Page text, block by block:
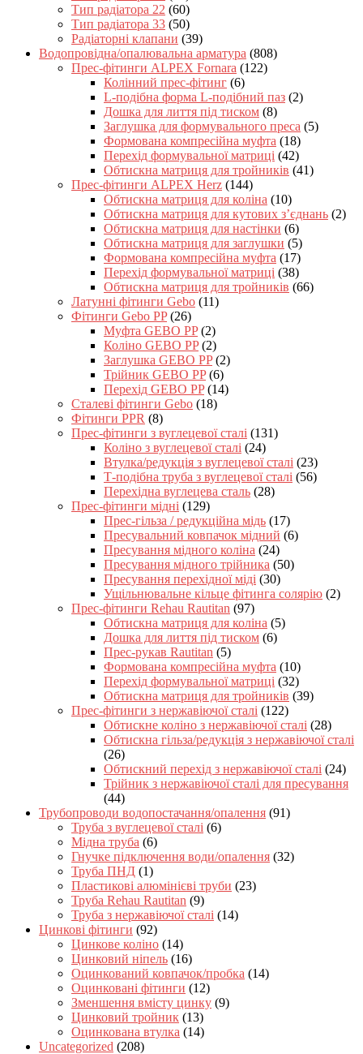
Тип радіатора 22 (60)
Тип радіатора 33 (50)
Радіаторні клапани (39)
Водопровідна/опалювальна арматура (808)
Прес-фітинги ALPEX Fornara (122)
Колінний прес-фітинг (6)
L-подібна форма L-подібний паз (2)
Дошка для лиття під тиском (8)
Заглушка для формувального преса (5)
Формована компресійна муфта (18)
Перехід формувальної матриці (42)
Обтискна матриця для тройників (41)
Прес-фітинги ALPEX Herz (144)
Обтискна матриця для коліна (10)
Обтискна матриця для кутових з’єднань (2)
Обтискна матриця для настінки (6)
Обтискна матриця для заглушки (5)
Формована компресійна муфта (17)
Перехід формувальної матриці (38)
Обтискна матриця для тройників (66)
Латунні фітинги Gebo (11)
Фітинги Gebo PP (26)
Муфта GEBO PP (2)
Коліно GEBO PP (2)
Заглушка GEBO PP (2)
Трійник GEBO PP (6)
Перехід GEBO PP (14)
Сталеві фітинги Gebo (18)
Фітинги PPR (8)
Прес-фітинги з вуглецевої сталі (131)
Коліно з вуглецевої сталі (24)
Втулка/редукція з вуглецевої сталі (23)
Т-подібна труба з вуглецевої сталі (56)
Перехідна вуглецева сталь (28)
Прес-фітинги мідні (129)
Прес-гільза / редукційна мідь (17)
Пресувальний ковпачок мідний (6)
Пресування мідного коліна (24)
Пресування мідного трійника (50)
Пресування перехідної міді (30)
Ущільнювальне кільце фітинга солярію (2)
Прес-фітинги Rehau Rautitan (97)
Обтискна матриця для коліна (5)
Дошка для лиття під тиском (6)
Прес-рукав Rautitan (5)
Формована компресійна муфта (10)
Перехід формувальної матриці (32)
Обтискна матриця для тройників (39)
Прес-фітинги з нержавіючої сталі (122)
Обтискне коліно з нержавіючої сталі (28)
Обтискна гільза/редукція з нержавіючої сталі
(26)
Обтискний перехід з нержавіючої сталі (24)
Трійник з нержавіючої сталі для пресування
(44)
Трубопроводи водопостачання/опалення (91)
Труба з вуглецевої сталі (6)
Мідна труба (6)
Гнучке підключення води/опалення (32)
Труба ПНД (1)
Пластикові алюмінієві труби (23)
Труба Rehau Rautitan (9)
Труба з нержавіючої сталі (14)
Цинкові фітинги (92)
Цинкове коліно (14)
Цинковий ніпель (16)
Оцинкований ковпачок/пробка (14)
Оцинковані фітинги (12)
Зменшення вмісту цинку (9)
Цинковий тройник (13)
Оцинкована втулка (14)
Uncategorized (208)